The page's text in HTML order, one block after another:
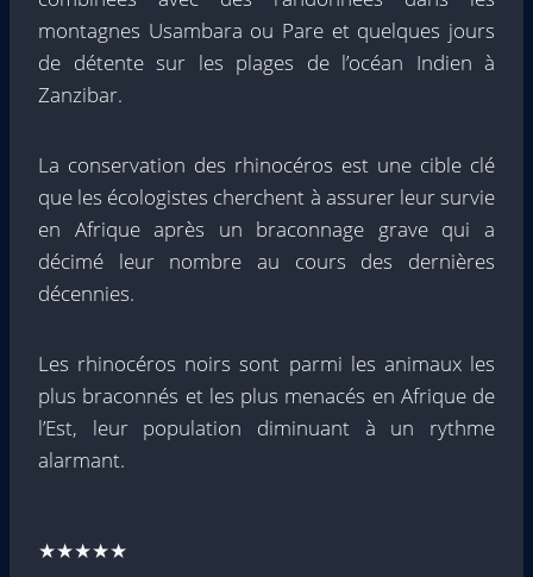
montagnes Usambara ou Pare et quelques jours
de détente sur les plages de l’océan Indien à
Zanzibar.
La conservation des rhinocéros est une cible clé
que les écologistes cherchent à assurer leur survie
en Afrique après un braconnage grave qui a
décimé leur nombre au cours des dernières
décennies.
Les rhinocéros noirs sont parmi les animaux les
plus braconnés et les plus menacés en Afrique de
l’Est, leur population diminuant à un rythme
alarmant.
★★★★★